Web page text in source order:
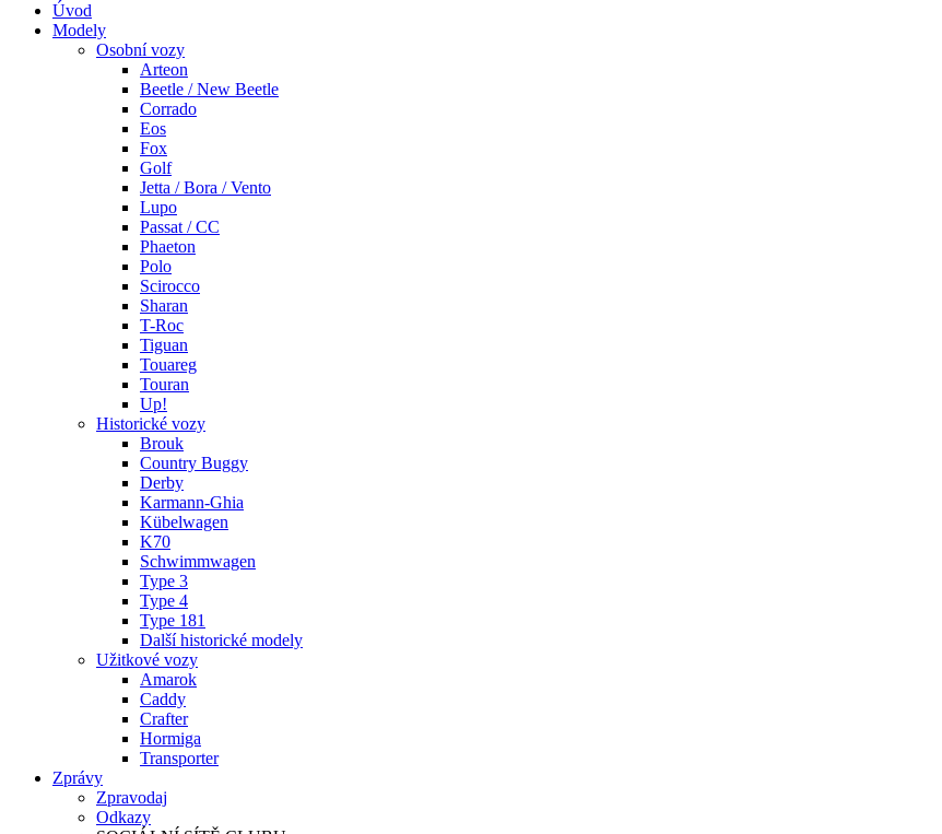
Úvod
Modely
Osobní vozy
Arteon
Beetle / New Beetle
Corrado
Eos
Fox
Golf
Jetta / Bora / Vento
Lupo
Passat / CC
Phaeton
Polo
Scirocco
Sharan
T-Roc
Tiguan
Touareg
Touran
Up!
Historické vozy
Brouk
Country Buggy
Derby
Karmann-Ghia
Kübelwagen
K70
Schwimmwagen
Type 3
Type 4
Type 181
Další historické modely
Užitkové vozy
Amarok
Caddy
Crafter
Hormiga
Transporter
Zprávy
Zpravodaj
Odkazy